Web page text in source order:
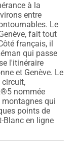
à la
entre
Le
fait tout
français, il
qui passe
l'itinéraire
et Genève. Le
circuit,
nommée
montagnes qui
points de
Blanc en ligne